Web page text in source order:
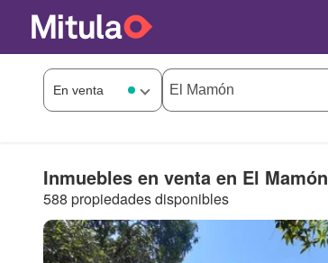
Inmuebles en venta en El Mamón
588 propiedades disponibles